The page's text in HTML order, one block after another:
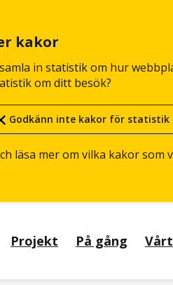
kakor
in statistik om hur
om ditt besök?
Godkänn inte kakor för statistik
läsa mer om vilka kakor som
Projekt På gång